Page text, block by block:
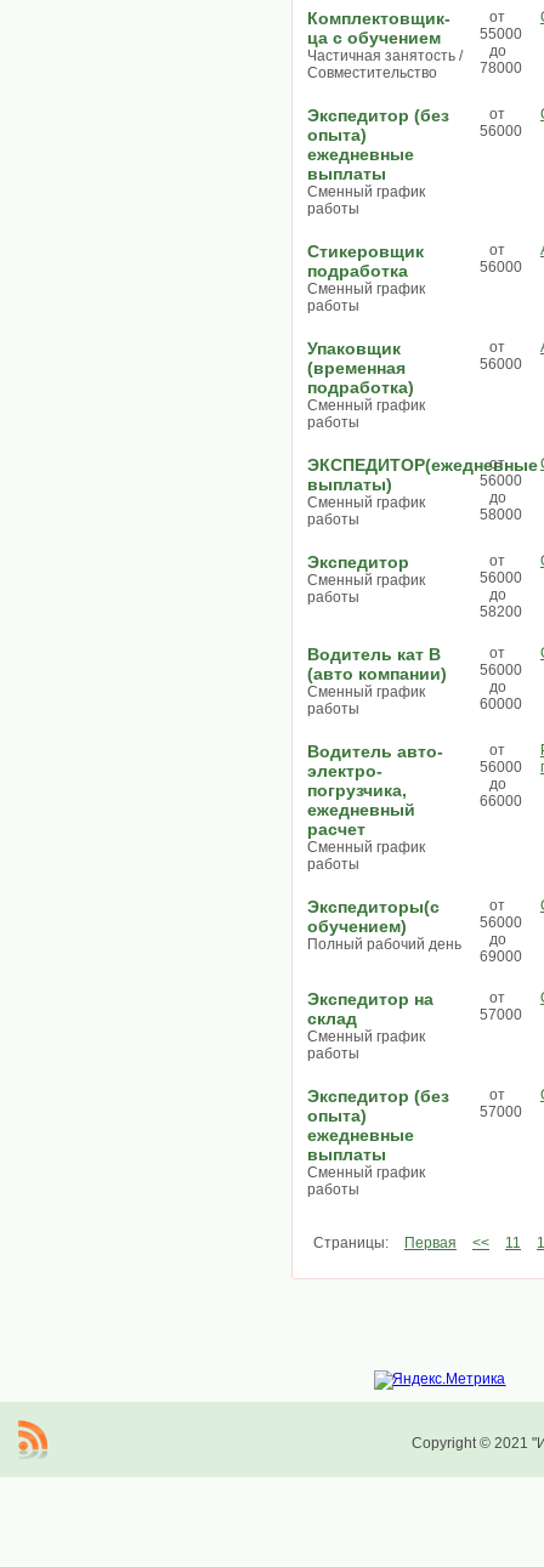
Комплектовщик-
ца с обучением
Частичная занятость /
Совместительство
от
55000
до
78000
Экспедитор (без
опыта)
ежедневные
выплаты
Сменный график
работы
от
56000
Стикеровщик
подработка
Сменный график
работы
от
56000
Упаковщик
(временная
подработка)
Сменный график
работы
от
56000
ЭКСПЕДИТОР(ежедневные
выплаты)
Сменный график
работы
от
56000
до
58000
Экспедитор
Сменный график
работы
от
56000
до
58200
Водитель кат В
(авто компании)
Сменный график
работы
от
56000
до
60000
Водитель авто-
электро-
погрузчика,
ежедневный
расчет
Сменный график
работы
от
56000
до
66000
Экспедиторы(с
обучением)
Полный рабочий день
от
56000
до
69000
Экспедитор на
склад
Сменный график
работы
от
57000
Экспедитор (без
опыта)
ежедневные
выплаты
Сменный график
работы
от
57000
Страницы: Первая << 11
Copyright © 2021